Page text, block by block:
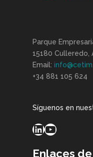
Parque
15180 Culleredo,
Email:
+34 881 105 624
Síguenos en
LinkedIn
YouTube
Enlaces